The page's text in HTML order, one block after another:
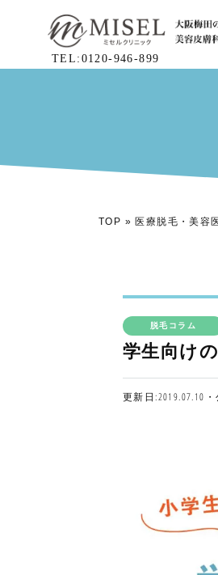
TEL:0120-946-899
TOP » 医療脱毛・美容
脱毛コラム
学生向け
更新日:2019.07.10